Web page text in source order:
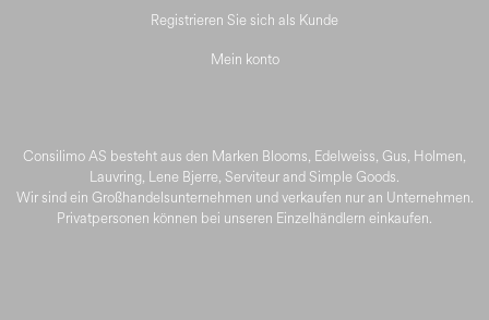
Consilimo AS besteht aus den Marken Blooms, Edelweiss, Gus, Holmen,
Lauvring, Lene Bjerre, Serviteur and Simple Goods.
Wir sind ein Großhandelsunternehmen und verkaufen nur an Unternehmen.
Privatpersonen können bei unseren Einzelhändlern einkaufen.
Registrieren Sie sich als Kunde
Mein konto